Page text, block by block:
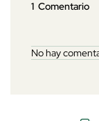
1 Comentario
No hay